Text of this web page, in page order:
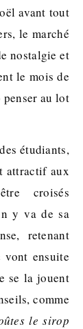
avant tout
le marché
nostalgie et
le mois de
penser au lot
étudiants,
attractif aux
croisés
y va de sa
retenant
vont ensuite
se la jouent
comme
le sirop